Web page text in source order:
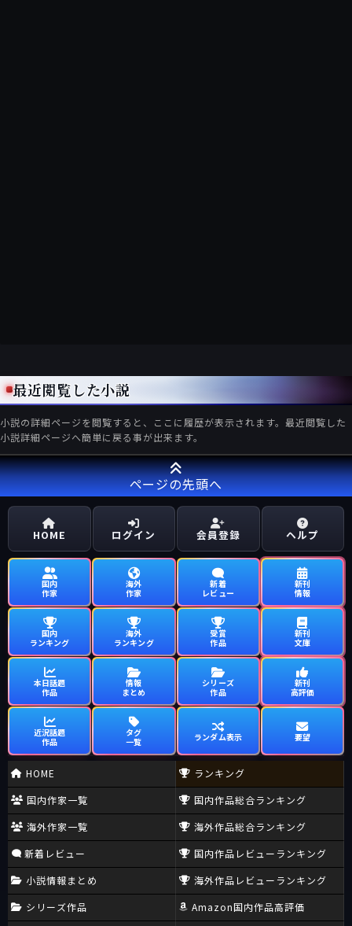
最近閲覧した小説
小説の詳細ページを閲覧すると、ここに履歴が表示されます。最近閲覧した
小説詳細ページへ簡単に戻る事が出来ます。
ページの先頭へ
HOME ログイン 会員登録 ヘルプ
国内
作家
海外
作家
新着
レビュー
新刊
情報
国内
ランキング
海外
ランキング
受賞
作品
新刊
文庫
本日話題
作品
情報
まとめ
シリーズ
作品
新刊
高評価
近況話題
作品
タグ
一覧
ランダム表示 要望
HOME
国内作家一覧
海外作家一覧
新着レビュー
小説情報まとめ
シリーズ作品
ランキング
国内作品総合ランキング
海外作品総合ランキング
国内作品レビューランキング
海外作品レビューランキング
Amazon国内作品高評価